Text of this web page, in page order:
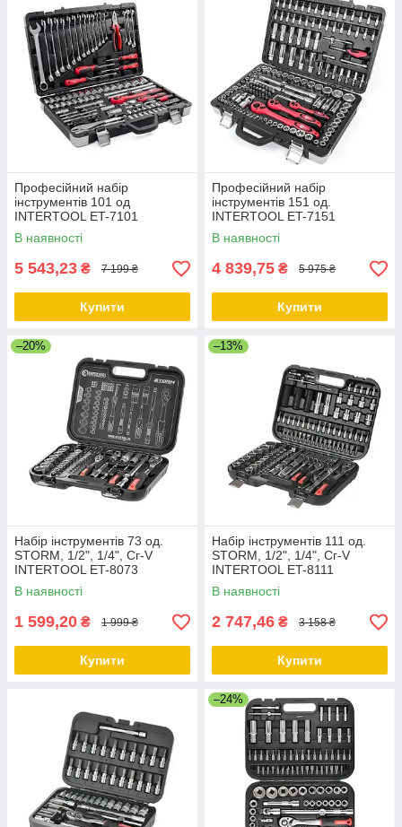
Професійний набір
інструментів 101 од
INTERTOOL ET-7101
В наявності
5 543,23 ₴ 7 199 ₴
Купити
Професійний набір
інструментів 151 од.
INTERTOOL ET-7151
В наявності
4 839,75 ₴ 5 975 ₴
Купити
–20%
Набір інструментів 73 од.
STORM, 1/2", 1/4", Сг-V
INTERTOOL ET-8073
В наявності
1 599,20 ₴ 1 999 ₴
Купити
–13%
Набір інструментів 111 од.
STORM, 1/2", 1/4", Сг-V
INTERTOOL ET-8111
В наявності
2 747,46 ₴ 3 158 ₴
Купити
–24%